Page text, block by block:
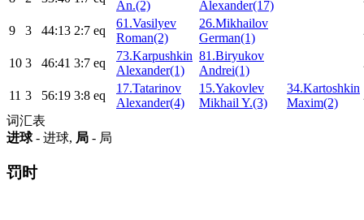
An.(2)
Alexander(17)
9 3 44:13 2:7 eq
61.Vasilyev
Roman(2)
26.Mikhailov
German(1)
10 3 46:41 3:7 eq
73.Karpushkin
Alexander(1)
81.Biryukov
Andrei(1)
11 3 56:19 3:8 eq
17.Tatarinov
Alexander(4)
15.Yakovlev
Mikhail Y.(3)
34.Kartoshkin
Maxim(2)
词汇表
进球- 进球, 局 - 局
罚时